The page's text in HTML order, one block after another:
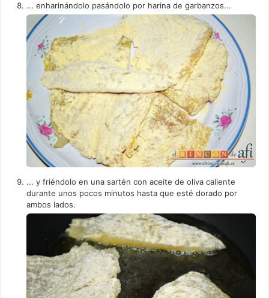
... enharinándolo pasándolo por harina de garbanzos...
... y friéndolo en una sartén con aceite de oliva caliente
durante unos pocos minutos hasta que esté dorado por
ambos lados.